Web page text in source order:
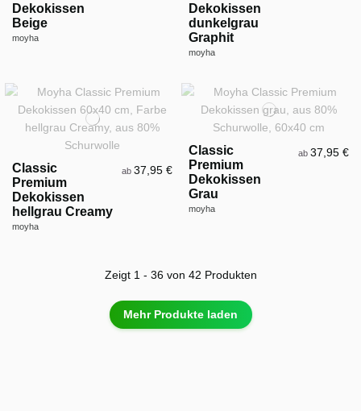
Dekokissen
Beige
moyha
Dekokissen
dunkelgrau
Graphit
moyha
Classic
Premium
Dekokissen
hellgrau Creamy
moyha
ab37,95 €
Classic
Premium
Dekokissen
Grau
moyha
ab 37,95 €
Zeigt 1 - 36 von 42 Produkten
Mehr Produkte laden